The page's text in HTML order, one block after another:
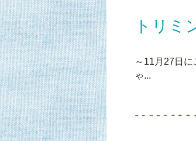
トリミ
～11月27日
ゃ...